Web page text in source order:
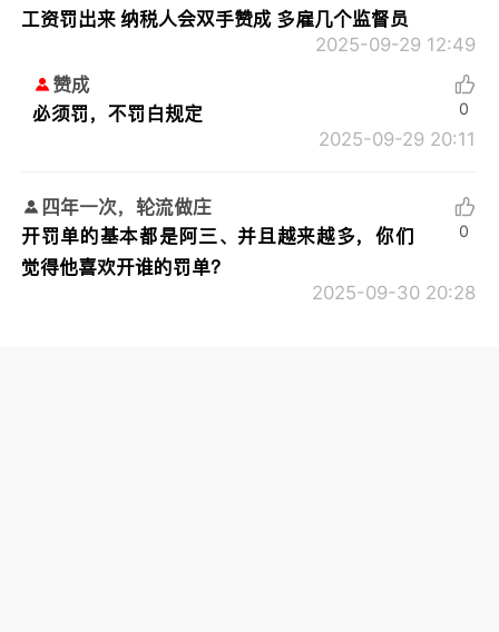
工资罚出来 纳税人会双手赞成 多雇几个监督员
2025-09-29 12:49
赞成
必须罚，不罚白规定
2025-09-29 20:11
0
四年一次，轮流做庄
开罚单的基本都是阿三、并且越来越多，你们
觉得他喜欢开谁的罚单？
2025-09-30 20:28
0